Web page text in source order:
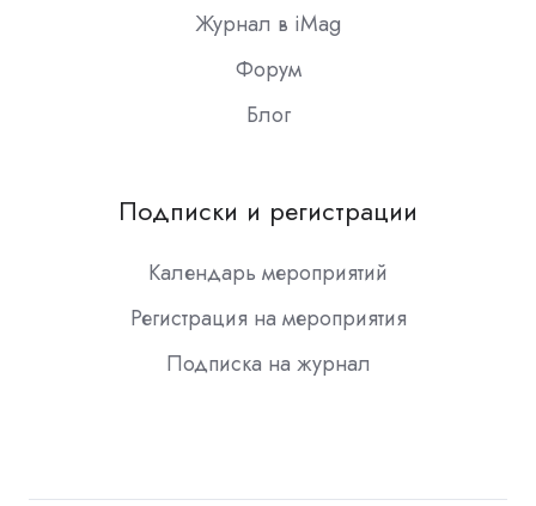
Журнал в iMag
Форум
Блог
Подписки и регистрации
Календарь мероприятий
Регистрация на мероприятия
Подписка на журнал